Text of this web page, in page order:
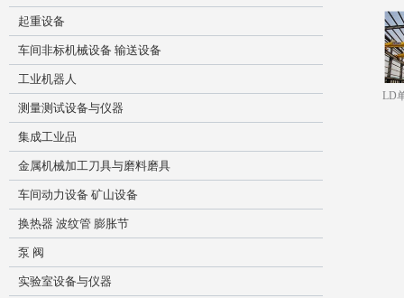
起重设备
车间非标机械设备 输送设备
工业机器人
测量测试设备与仪器
集成工业品
金属机械加工刀具与磨料磨具
车间动力设备 矿山设备
换热器 波纹管 膨胀节
泵 阀
实验室设备与仪器
LD